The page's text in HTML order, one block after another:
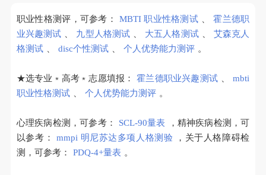
职业性格测评，可参考： MBTI 职业性格测试 、
霍兰德职
业兴趣测试 、 九型人格测试 、 大五人格测试 、
艾森克人
格测试 、 disc个性测试 、 个人优势能力测评 。
★选专业﹡高考﹡志愿填报： 霍兰德职业兴趣测试 、
mbti
职业性格测试 、 个人优势能力测评 。
心理疾病检测，可参考： SCL-90量表
，精神疾病检测，可
以参考：
mmpi 明尼苏达多项人格测验
，关于人格障碍检
测，可参考：
PDQ-4+量表 。